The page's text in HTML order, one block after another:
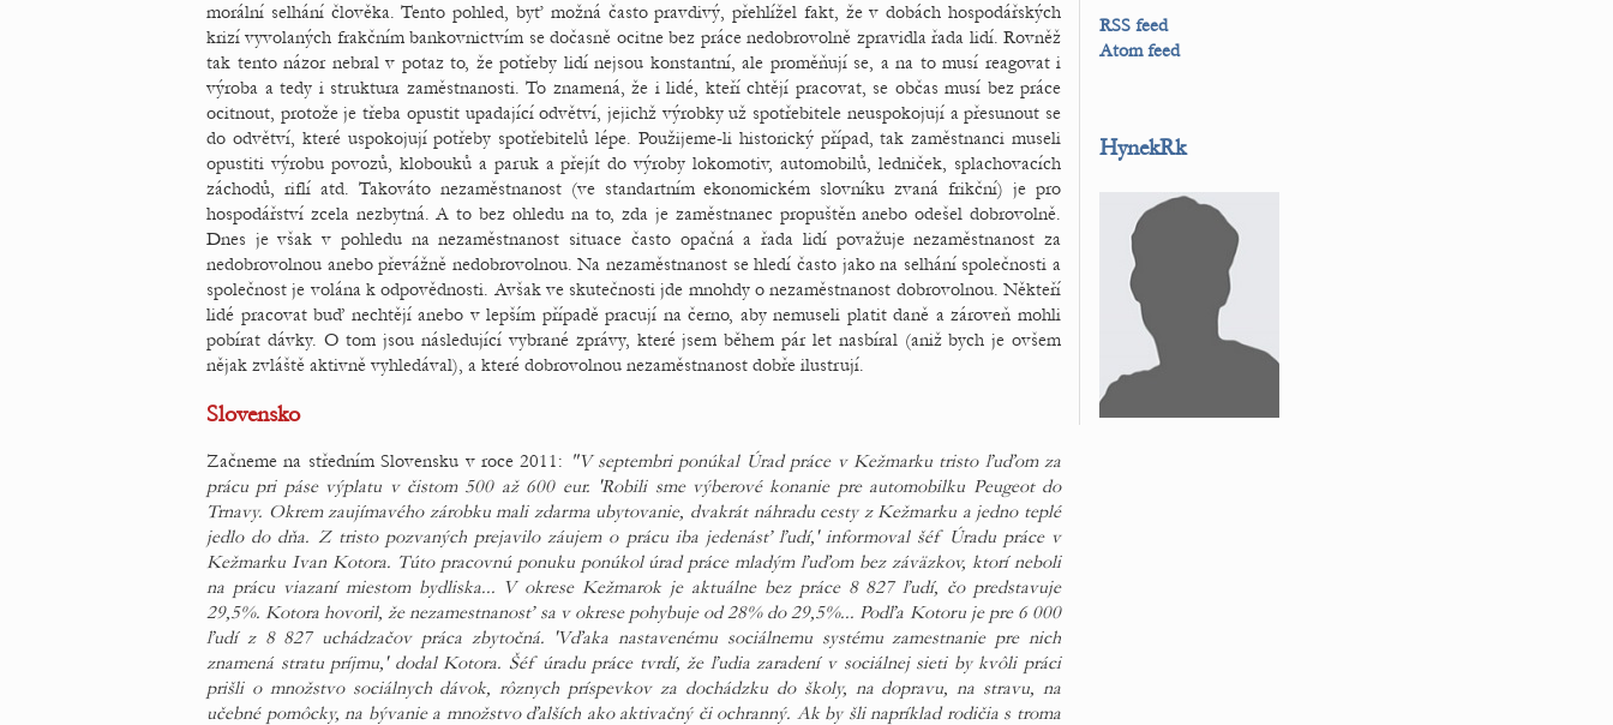
morální selhání člověka. Tento pohled, byť možná často pravdivý, přehlížel fakt, že v dobách hospodářských
krizí vyvolaných frakčním bankovnictvím se dočasně ocitne bez práce nedobrovolně zpravidla řada lidí. Rovněž
tak tento názor nebral v potaz to, že potřeby lidí nejsou konstantní, ale proměňují se, a na to musí reagovat i
výroba a tedy i struktura zaměstnanosti. To znamená, že i lidé, kteří chtějí pracovat, se občas musí bez práce
ocitnout, protože je třeba opustit upadající odvětví, jejichž výrobky už spotřebitele neuspokojují a přesunout se
do odvětví, které uspokojují potřeby spotřebitelů lépe. Použijeme-li historický případ, tak zaměstnanci museli
opustiti výrobu povozů, klobouků a paruk a přejít do výroby lokomotiv, automobilů, ledniček, splachovacích
záchodů, riflí atd. Takováto nezaměstnanost (ve standartním ekonomickém slovníku zvaná frikční) je pro
hospodářství zcela nezbytná. A to bez ohledu na to, zda je zaměstnanec propuštěn anebo odešel dobrovolně.
Dnes je však v pohledu na nezaměstnanost situace často opačná a řada lidí považuje nezaměstnanost za
nedobrovolnou anebo převážně nedobrovolnou. Na nezaměstnanost se hledí často jako na selhání společnosti a
společnost je volána k odpovědnosti. Avšak ve skutečnosti jde mnohdy o nezaměstnanost dobrovolnou. Někteří
lidé pracovat buď nechtějí anebo v lepším případě pracují na černo, aby nemuseli platit daně a zároveň mohli
pobírat dávky. O tom jsou následující vybrané zprávy, které jsem během pár let nasbíral (aniž bych je ovšem
nějak zvláště aktivně vyhledával), a které dobrovolnou nezaměstnanost dobře ilustrují.
Slovensko
Začneme na středním Slovensku v roce 2011: "V septembri ponúkal Úrad práce v Kežmarku tristo ľuďom za
prácu pri páse výplatu v čistom 500 až 600 eur. 'Robili sme výberové konanie pre automobilku Peugeot do
Trnavy. Okrem zaujímavého zárobku mali zdarma ubytovanie, dvakrát náhradu cesty z Kežmarku a jedno teplé
jedlo do dňa. Z tristo pozvaných prejavilo záujem o prácu iba jedenásť ľudí,' informoval šéf Úradu práce v
Kežmarku Ivan Kotora. Túto pracovnú ponuku ponúkol úrad práce mladým ľuďom bez záväzkov, ktorí neboli
na prácu viazaní miestom bydliska... V okrese Kežmarok je aktuálne bez práce 8 827 ľudí, čo predstavuje
29,5%. Kotora hovoril, že nezamestnanosť sa v okrese pohybuje od 28% do 29,5%... Podľa Kotoru je pre 6 000
ľudí z 8 827 uchádzačov práca zbytočná. 'Vďaka nastavenému sociálnemu systému zamestnanie pre nich
znamená stratu príjmu,' dodal Kotora. Šéf úradu práce tvrdí, že ľudia zaradení v sociálnej sieti by kvôli práci
prišli o množstvo sociálnych dávok, rôznych príspevkov za dochádzku do školy, na dopravu, na stravu, na
učebné pomôcky, na bývanie a množstvo ďalších ako aktivačný či ochranný. Ak by šli napríklad rodičia s troma
RSS feed
Atom feed
HynekRk